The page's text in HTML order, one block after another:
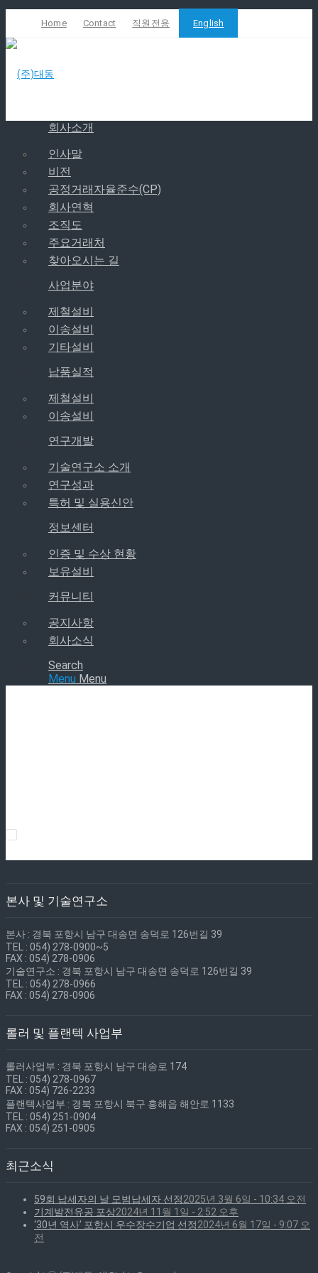
Home Contact 직원전용 English
Mail
회사소개
인사말
비전
공정거래자율준수(CP)
회사연혁
조직도
주요거래처
찾아오시는 길
사업분야
제철설비
이송설비
기타설비
납품실적
제철설비
이송설비
연구개발
기술연구소 소개
연구성과
특허 및 실용신안
정보센터
인증 및 수상 현황
보유설비
커뮤니티
공지사항
회사소식
Search
Menu Menu
본사 및 기술연구소
본사 : 경북 포항시 남구 대송면 송덕로 126번길 39
TEL : 054) 278-0900~5
FAX : 054) 278-0906
기술연구소 : 경북 포항시 남구 대송면 송덕로 126번길 39
TEL : 054) 278-0966
FAX : 054) 278-0906
롤러 및 플랜텍 사업부
롤러사업부 : 경북 포항시 남구 대송로 174
TEL : 054) 278-0967
FAX : 054) 726-2233
플랜텍사업부 : 경북 포항시 북구 흥해읍 해안로 1133
TEL : 054) 251-0904
FAX : 054) 251-0905
최근소식
59회 납세자의 날 모범납세자 선정2025년 3월 6일 - 10:34 오전
기계발전유공 포상2024년 11월 1일 - 2:52 오후
‘30년 역사’ 포항시 우수장수기업 선정2024년 6월 17일 - 9:07 오
전